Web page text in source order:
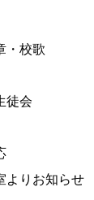
・校歌
徒会
よりお知らせ